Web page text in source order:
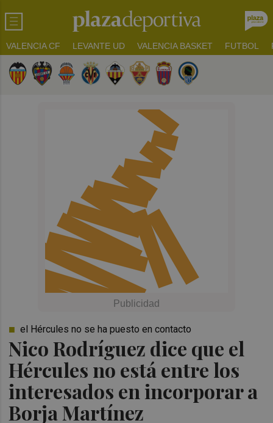
VALENCIA CF LEVANTE UD VALENCIA BASKET FUTBOL
Nico Rodríguez dice que el
Hércules no está entre los
interesados en incorporar a
Borja Martínez
el Hércules no se ha puesto en contacto